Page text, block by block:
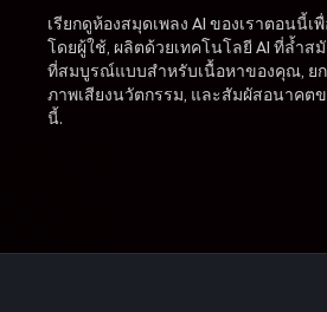
เรียกดูห้องสมุดเพลง AI ของเราตอนนี้
โดยผู้ใช้, ผลิตด้วยเทคโนโลยี AI ที่ล้ำส
ที่สมบูรณ์แบบสำหรับเนื้อหาของคุณ, ย
ภาพเสียงนวัตกรรม, และสัมผัสอนาคต
นี้.